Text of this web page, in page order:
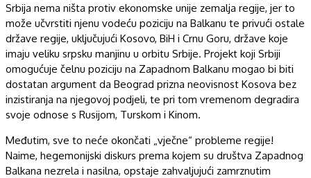
Srbija nema ništa protiv ekonomske unije zemalja regije, jer to
može učvrstiti njenu vodeću poziciju na Balkanu te privući ostale
države regije, uključujući Kosovo, BiH i Crnu Goru, države koje
imaju veliku srpsku manjinu u orbitu Srbije. Projekt koji Srbiji
omogućuje čelnu poziciju na Zapadnom Balkanu mogao bi biti
dostatan argument da Beograd prizna neovisnost Kosova bez
inzistiranja na njegovoj podjeli, te pri tom vremenom degradira
svoje odnose s Rusijom, Turskom i Kinom.
Međutim, sve to neće okončati „vječne“ probleme regije!
Naime, hegemonijski diskurs prema kojem su društva Zapadnog
Balkana nezrela i nasilna, opstaje zahvaljujući zamrznutim